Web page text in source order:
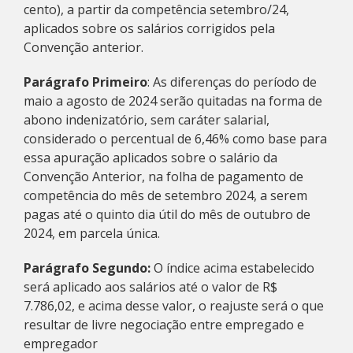
cento), a partir da competência setembro/24,
aplicados sobre os salários corrigidos pela
Convenção anterior.
Parágrafo Primeiro: As diferenças do período de
maio a agosto de 2024 serão quitadas na forma de
abono indenizatório, sem caráter salarial,
considerado o percentual de 6,46% como base para
essa apuração aplicados sobre o salário da
Convenção Anterior, na folha de pagamento de
competência do mês de setembro 2024, a serem
pagas até o quinto dia útil do mês de outubro de
2024, em parcela única.
Parágrafo Segundo:O índice acima estabelecido
será aplicado aos salários até o valor de R$
7.786,02, e acima desse valor, o reajuste será o que
resultar de livre negociação entre empregado e
empregador